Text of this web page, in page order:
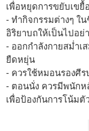
เพื่อหยุดการขยับเขยื้
- ทำกิจกรรมต่างๆ ใ
อิริยาบถให้เป็นไปอย่
- ออกกำลังกายสม่ำเ
ยืดหยุ่น
- ควรใช้หมอนรองศี
- ตอนนั่ง ควรมีพนักห
เพื่อป้องกันการโน้มตั